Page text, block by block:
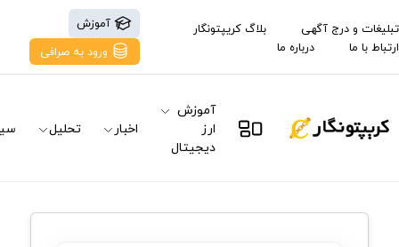
تبلیغات و درج آگهی
بلاگ کریپتونگار
ارتباط با ما
درباره ما
آموزش
ورود به صرافی
آموزش
ارز
دیجیتال
اخبار تحلیل